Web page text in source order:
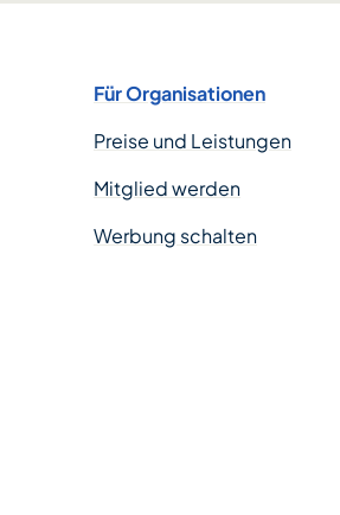
Für Organisationen
Preise und Leistungen
Mitglied werden
Werbung schalten